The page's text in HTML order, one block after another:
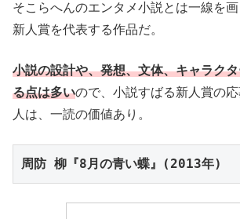
そこらへんのエンタメ小説とは一線を
新人賞を代表する作品だ。
小説の設計や、発想、文体、キャラク
る点は多いので、小説すばる新人賞の
人は、一読の価値あり。
周防 柳『8月の青い蝶』(2013年)